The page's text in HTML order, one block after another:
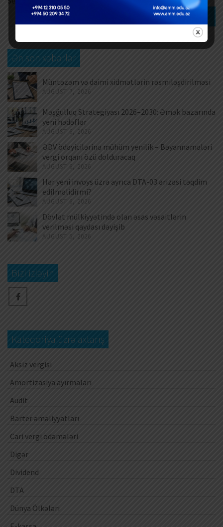
Search
Ən son xəbərlər
Müntəzəm və daimi xidmətlərin rəsmiləşdirilməsi
AUGUST 7, 2026
Məşğulluq Strategiyası 2026–2030: Əmək bazarında
yeni hədəflər
AUGUST 6, 2026
ƏDV ödəyicilərinə mühüm yenilik – Bəyannamələri
vergi orqanı özü dolduracaq
AUGUST 6, 2026
Hər yeni invoys üzrə ayrıca DTA-03 ərizəsi təqdim
edilməlidirmi?
AUGUST 6, 2026
Dövlət mülkiyyətində olan əsas vəsaitlərin
verilməsi qaydası dəyişib
AUGUST 5, 2026
Bizi izləyin
Kateqoriya üzrə axtarış
Aksiz vergisi
Amortizasiya ayırmaları
Audit
Barter əməliyyatları
Cari vergi ödəmələri
Digər
Dividend
DTA
Dünya Ölkələri